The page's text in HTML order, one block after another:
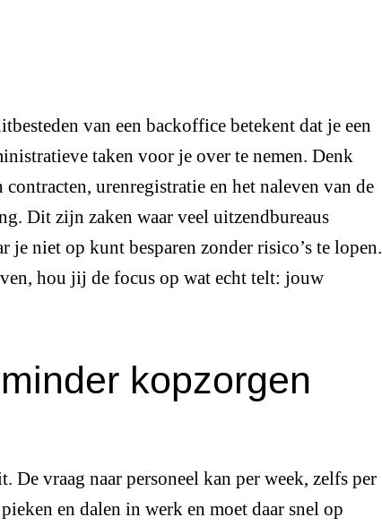
van een backoffice betekent dat je een
taken voor je over te nemen. Denk
urenregistratie en het naleven van de
Dit zijn zaken waar veel uitzendbureaus
je niet op kunt besparen zonder risico’s te lopen.
hou jij de focus op wat echt telt: jouw
kopzorgen
vraag naar personeel kan per week, zelfs per
en dalen in werk en moet daar snel op